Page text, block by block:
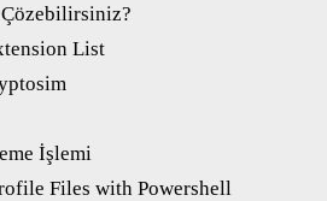
Çözebilirsiniz?
List
İşlemi
Files with Powershell